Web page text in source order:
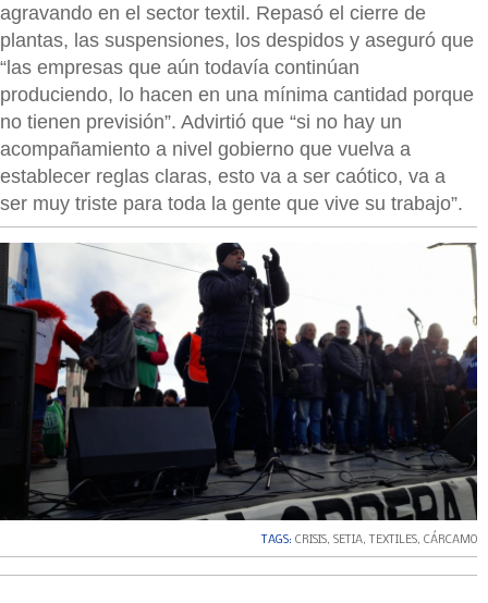
agravando en el sector textil. Repasó el cierre de
plantas, las suspensiones, los despidos y aseguró que
“las empresas que aún todavía continúan
produciendo, lo hacen en una mínima cantidad porque
no tienen previsión”. Advirtió que “si no hay un
acompañamiento a nivel gobierno que vuelva a
establecer reglas claras, esto va a ser caótico, va a
ser muy triste para toda la gente que vive su trabajo”.
TAGS: CRISIS, SETIA, TEXTILES, CÁRCAMO